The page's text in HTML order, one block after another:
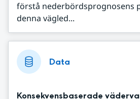
förstå nederbördsprognosens
denna vägled...
Data
Konsekvensbaserade